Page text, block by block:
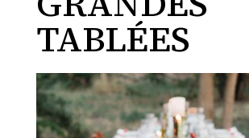
TABLÉES